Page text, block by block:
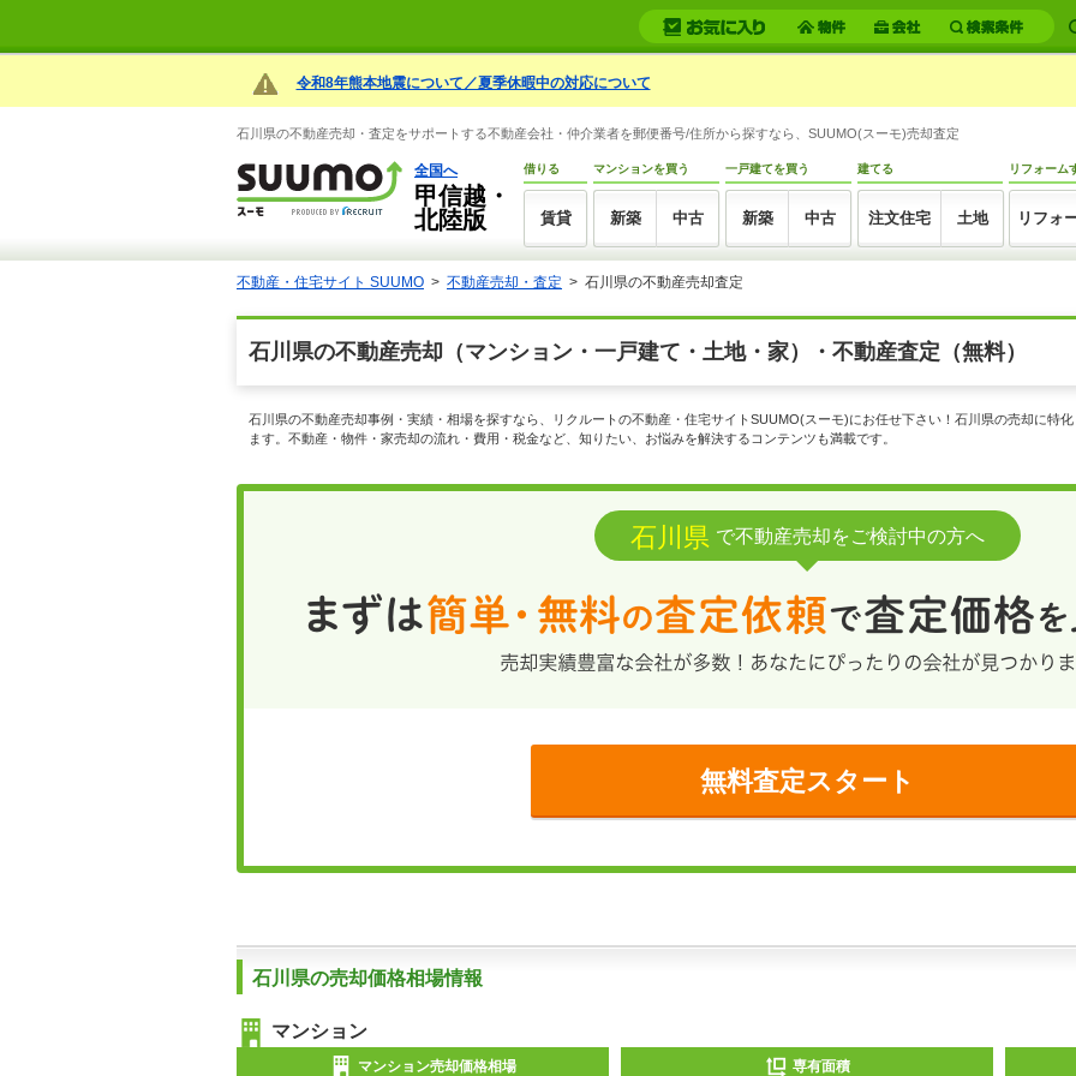
令和8年熊本地震について／夏季休暇中の対応について
石川県の不動産売却・査定をサポートする不動産会社・仲介業者を郵便番号/住所から探すなら、SUUMO(スーモ)売却査定
全国へ
甲信越・
北陸版
借りる
賃貸
マンションを買う
新築 中古
一戸建てを買う
新築 中古
建てる
注文住宅 土地
リフォーム
リフォ
不動産・住宅サイト SUUMO 不動産売却・査定 石川県の不動産売却査定
石川県の不動産売却（マンション・一戸建て・土地・家）・不動産査定（無料）
石川県の不動産売却事例・実績・相場を探すなら、リクルートの不動産・住宅サイトSUUMO(スーモ)にお任せ下さい！石川県の売却に特
ます。不動産・物件・家売却の流れ・費用・税金など、知りたい、お悩みを解決するコンテンツも満載です。
石川県 で不動産売却をご検討中の方へ
無料査定スタート
石川県の売却価格相場情報
マンション
マンション売却価格相場 専有面積